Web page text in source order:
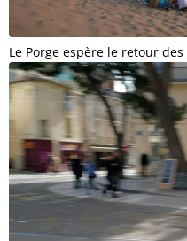
Le Porge espère le retour